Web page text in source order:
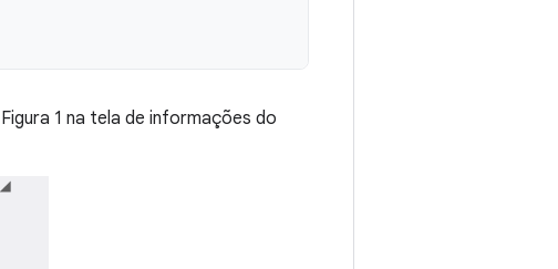
1 na tela de informações do